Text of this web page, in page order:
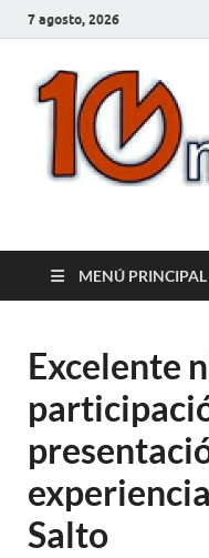
7 agosto, 2026
MENÚ PRINCIPAL
Excelente
Salto